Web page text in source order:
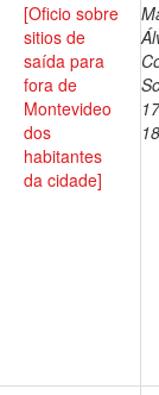
[Oficio sobre
sitios de
saída para
fora de
Montevideo
dos
habitantes
da cidade]